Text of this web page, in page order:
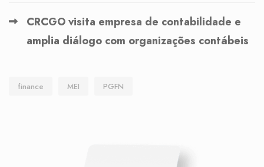
CRCGO visita empresa de contabilidade e
amplia diálogo com organizações contábeis
finance MEI PGFN